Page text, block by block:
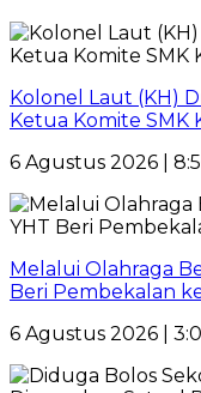
Kolonel Laut (KH)
Ketua Komite SMK
6 Agustus 2026 |
Melalui Olahraga
Beri Pembekalan
6 Agustus 2026 |